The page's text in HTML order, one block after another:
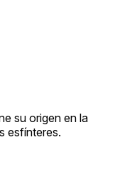
su origen en la
esfínteres.